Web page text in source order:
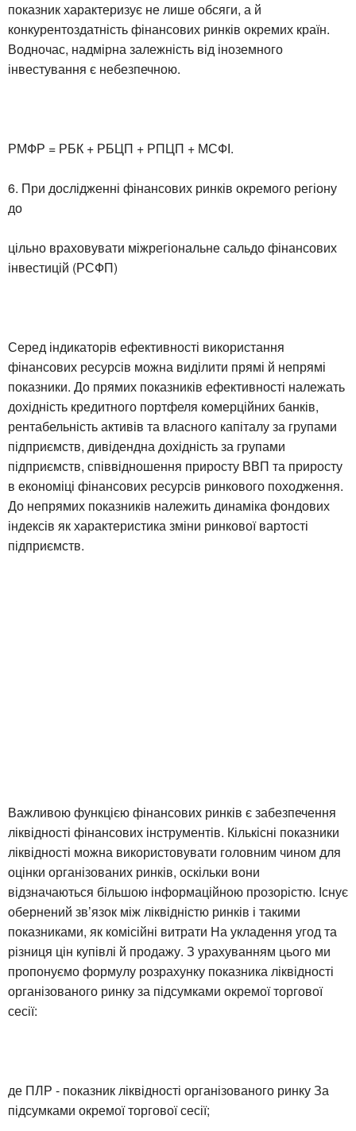
показник характеризує не лише обсяги, а й
конкурентоздатність фінансових ринків окремих країн.
Водночас, надмірна залежність від іноземного
інвестування є небезпечною.
РМФР = РБК + РБЦП + РПЦП + МСФІ.
6. При дослідженні фінансових ринків окремого регіону
до
цільно враховувати міжрегіональне сальдо фінансових
інвестицій (РСФП)
Серед індикаторів ефективності використання
фінансових ресурсів можна виділити прямі й непрямі
показники. До прямих показників ефективності належать
дохідність кредитного портфеля комерційних банків,
рентабельність активів та власного капіталу за групами
підприємств, дивідендна дохідність за групами
підприємств, співвідношення приросту ВВП та приросту
в економіці фінансових ресурсів ринкового походження.
До непрямих показників належить динаміка фондових
індексів як характеристика зміни ринкової вартості
підприємств.
Важливою функцією фінансових ринків є забезпечення
ліквідності фінансових інструментів. Кількісні показники
ліквідності можна використовувати головним чином для
оцінки організованих ринків, оскільки вони
відзначаються більшою інформаційною прозорістю. Існує
обернений зв’язок між ліквідністю ринків і такими
показниками, як комісійні витрати На укладення угод та
різниця цін купівлі й продажу. З урахуванням цього ми
пропонуємо формулу розрахунку показника ліквідності
організованого ринку за підсумками окремої торгової
сесії:
де ПЛР - показник ліквідності організованого ринку За
підсумками окремої торгової сесії;